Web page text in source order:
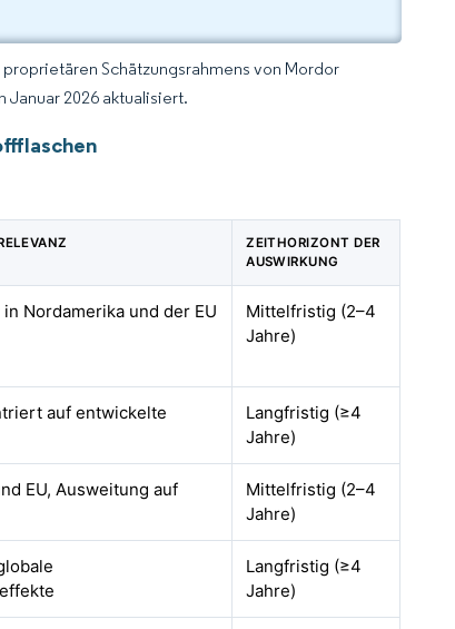
Schätzungsrahmens von Mordor
2026 aktualisiert.
ZEITHORIZONT DER
AUSWIRKUNG
Nordamerika und der EU
Mittelfristig (2–4
Jahre)
auf entwickelte
Langfristig (≥4
Jahre)
EU, Ausweitung auf
Mittelfristig (2–4
Jahre)
Langfristig (≥4
Jahre)